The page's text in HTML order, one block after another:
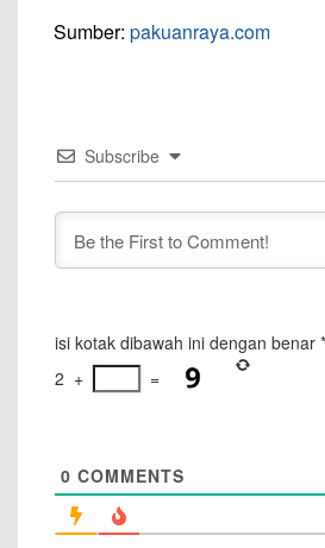
Sumber: pakuanraya.com
Subscribe
isi kotak dibawah ini dengan benar *
2 + =
0 COMMENTS